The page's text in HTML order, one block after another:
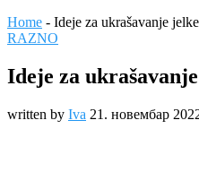
Home - Ideje za ukrašavanje
RAZNO
Ideje za
written by Iva 21. новембар